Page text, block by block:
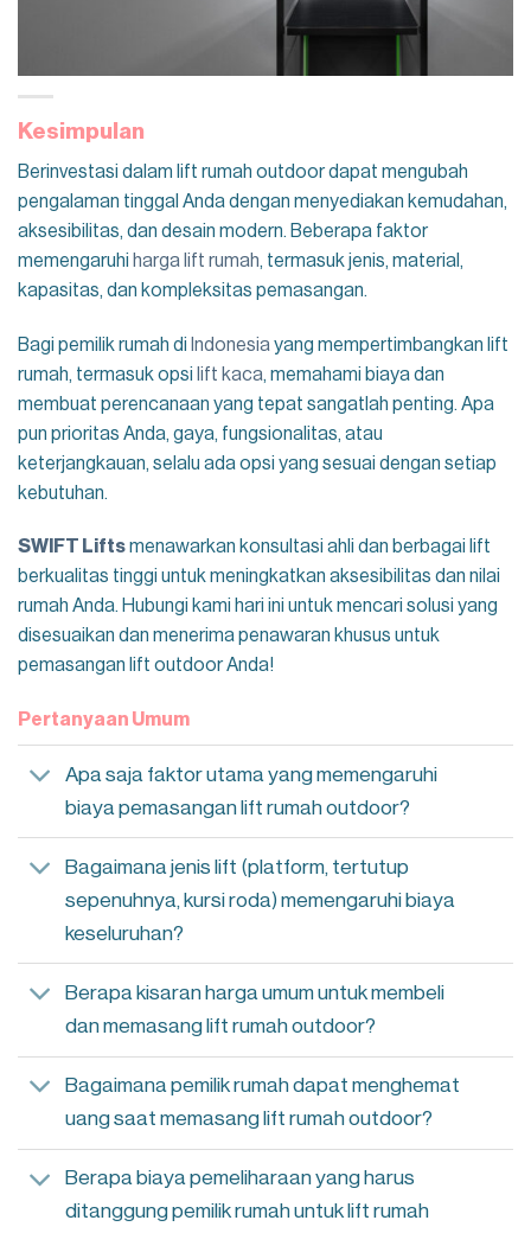
Kesimpulan
Berinvestasi dalam lift rumah outdoor dapat mengubah
pengalaman tinggal Anda dengan menyediakan kemudahan,
aksesibilitas, dan desain modern. Beberapa faktor
memengaruhi harga lift rumah, termasuk jenis, material,
kapasitas, dan kompleksitas pemasangan.
Bagi pemilik rumah di Indonesia yang mempertimbangkan lift
rumah, termasuk opsi lift kaca, memahami biaya dan
membuat perencanaan yang tepat sangatlah penting. Apa
pun prioritas Anda, gaya, fungsionalitas, atau
keterjangkauan, selalu ada opsi yang sesuai dengan setiap
kebutuhan.
SWIFT Liftsmenawarkan konsultasi ahli dan berbagai lift
berkualitas tinggi untuk meningkatkan aksesibilitas dan nilai
rumah Anda. Hubungi kami hari ini untuk mencari solusi yang
disesuaikan dan menerima penawaran khusus untuk
pemasangan lift outdoor Anda!
Pertanyaan Umum
Apa saja faktor utama yang memengaruhi
biaya pemasangan lift rumah outdoor?
Bagaimana jenis lift (platform, tertutup
sepenuhnya, kursi roda) memengaruhi biaya
keseluruhan?
Berapa kisaran harga umum untuk membeli
dan memasang lift rumah outdoor?
Bagaimana pemilik rumah dapat menghemat
uang saat memasang lift rumah outdoor?
Berapa biaya pemeliharaan yang harus
ditanggung pemilik rumah untuk lift rumah